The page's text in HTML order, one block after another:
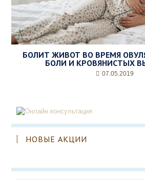
БОЛИТ ЖИВОТ ВО ВРЕМЯ
БОЛИ И КРОВЯНИСТЫХ
07.05.2019
НОВЫЕ АКЦИИ